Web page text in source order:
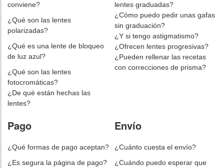
conviene?
¿Qué son las lentes
polarizadas?
¿Qué es una lente de bloqueo
de luz azul?
¿Qué son las lentes
fotocromáticas?
¿De qué están hechas las
lentes?
lentes graduadas?
¿Cómo puedo pedir unas gafas
sin graduación?
¿Y si tengo astigmatismo?
¿Ofrecen lentes progresivas?
¿Pueden rellenar las recetas
con correcciones de prisma?
Pago
¿Qué formas de pago aceptan?
¿Es segura la página de pago?
Envío
¿Cuánto cuesta el envío?
¿Cuándo puedo esperar que